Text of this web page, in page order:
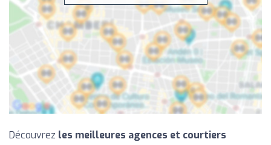
Découvrez les meilleures agences et courtiers